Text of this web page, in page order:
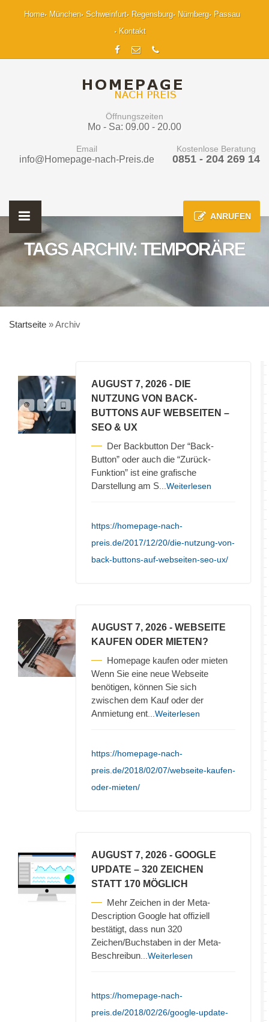
Home München Schweinfurt Regensburg Nürnberg
Passau
Kontakt
Öffnungszeiten
Mo - Sa: 09.00 - 20.00
Email
info@Homepage-nach-Preis.de
Kostenlose Beratung
0851 - 204 269 14
ANRUFEN
TAGS ARCHIV: TEMPORÄRE
Startseite »Archiv
AUGUST 7, 2026 - DIE
NUTZUNG VON BACK-
BUTTONS AUF WEBSEITEN –
SEO & UX
Der Backbutton Der “Back-
Button” oder auch die “Zurück-
Funktion” ist eine grafische
Darstellung am S ...Weiterlesen
https://homepage-nach-
preis.de/2017/12/20/die-nutzung-von-
back-buttons-auf-webseiten-seo-ux/
AUGUST 7, 2026 - WEBSEITE
KAUFEN ODER MIETEN?
Homepage kaufen oder mieten
Wenn Sie eine neue Webseite
benötigen, können Sie sich
zwischen dem Kauf oder der
Anmietung ent ...Weiterlesen
https://homepage-nach-
preis.de/2018/02/07/webseite-kaufen-
oder-mieten/
AUGUST 7, 2026 - GOOGLE
UPDATE – 320 ZEICHEN
STATT 170 MÖGLICH
Mehr Zeichen in der Meta-
Description Google hat offiziell
bestätigt, dass nun 320
Zeichen/Buchstaben in der Meta-
Beschreibun ...Weiterlesen
https://homepage-nach-
preis.de/2018/02/26/google-update-